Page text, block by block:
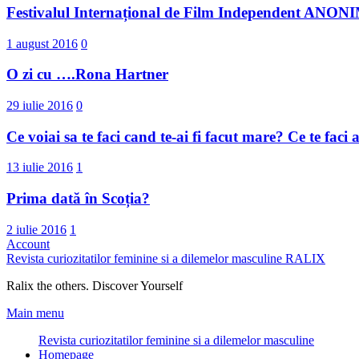
Festivalul Internațional de Film Independent
1 august 2016 0
O zi cu ….Rona Hartner
29 iulie 2016 0
Ce voiai sa te faci cand te-ai fi facut mare? Ce te faci
13 iulie 2016 1
Prima dată în Scoția?
2 iulie 2016 1
Account
Revista curiozitatilor feminine si a dilemelor masculine RALIX
Ralix the others. Discover Yourself
Main menu
Revista curiozitatilor feminine si a dilemelor masculine
Homepage